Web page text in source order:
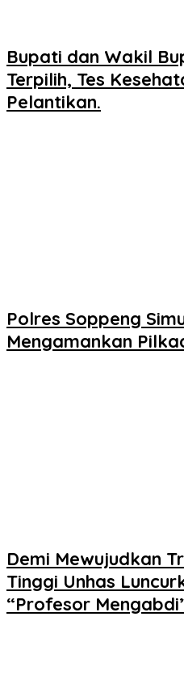
Bupati dan Wakil
Terpilih, Tes
Pelantikan.
Polres Soppeng
Mengamankan
Demi Mewujudkan
Tinggi Unhas
“Profesor